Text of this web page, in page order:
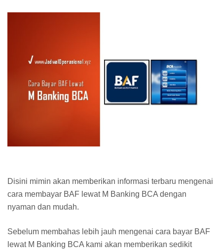
Disini mimin akan memberikan informasi terbaru mengenai
cara membayar BAF lewat M Banking BCA dengan
nyaman dan mudah.
Sebelum membahas lebih jauh mengenai cara bayar BAF
lewat M Banking BCA kami akan memberikan sedikit